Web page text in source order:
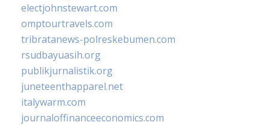
electjohnstewart.com
omptourtravels.com
tribratanews-polreskebumen.com
rsudbayuasih.org
publikjurnalistik.org
juneteenthapparel.net
italywarm.com
journaloffinanceeconomics.com